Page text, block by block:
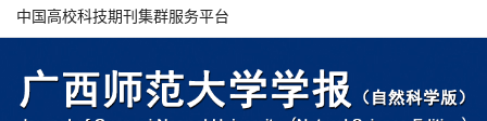
中国高校科技期刊集群服务平台